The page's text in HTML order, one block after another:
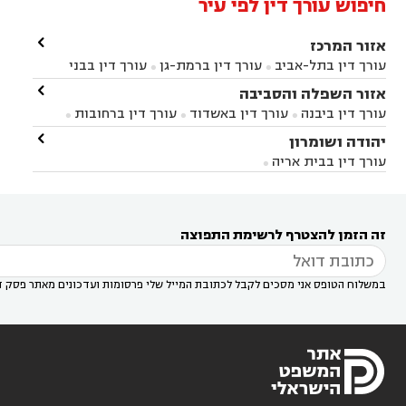
חיפוש עורך דין לפי עיר
אזור המרכז
עורך דין בתל-אביב  עורך דין ברמת-גן 
עורך דין בבני
ברק עורך דין בפתח תקווה עורך דין בראשון לציון
עורך דין ברחובות עורך דין בנס ציונה
במודיעין
עורך דין בהרצליה עורך דין בחולון
עורך
דין בקרית אונו
אונו
עורך דין בבת ים
דין בשוהם 

אזור השפלה והסביבה
עורך דין ביבנה  עורך דין באשדוד  עורך דין ברחובות 
עורך דין בראשון לציון עורך דין במודיעין
עורך דין
בבאר יעקב
עורך דין בגדרה

יהודה ושומרון
עורך דין בבית אריה 

זה הזמן להצטרף לרשימת התפוצה
במשלוח הטופס אני מסכים לקבל לכתובת המייל שלי פרסומות ועדכונים מאתר פסק